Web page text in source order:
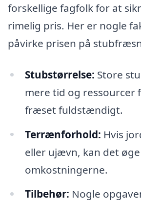
forskellige fagfolk for at
rimelig pris. Her er nogle
påvirke prisen på
Stubstørrelse: Store
mere tid og ressourcer
fræset fuldstændigt.
Terrænforhold: Hvis
eller ujævn, kan det øge
omkostningerne.
Tilbehør: Nogle